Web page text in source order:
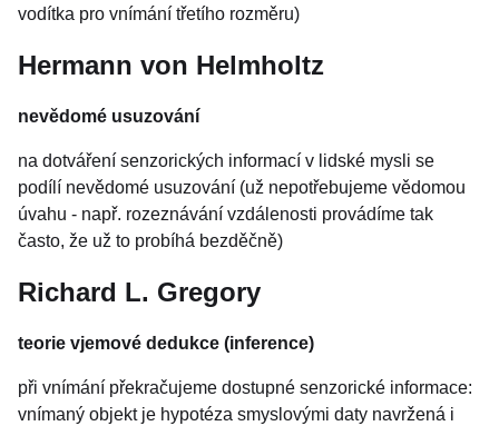
vodítka pro vnímání třetího rozměru)
Hermann von Helmholtz
nevědomé usuzování
na dotváření senzorických informací v lidské mysli se
podílí nevědomé usuzování (už nepotřebujeme vědomou
úvahu - např. rozeznávání vzdálenosti provádíme tak
často, že už to probíhá bezděčně)
Richard L. Gregory
teorie vjemové dedukce (inference)
při vnímání překračujeme dostupné senzorické informace:
vnímaný objekt je hypotéza smyslovými daty navržená i